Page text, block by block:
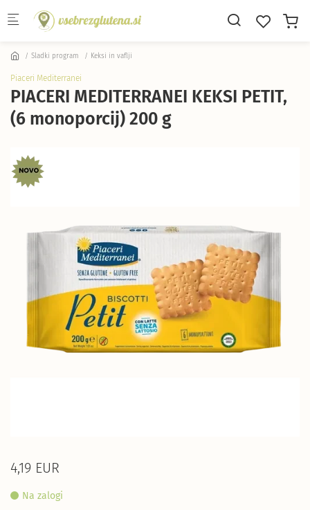
Skip to main content
Sladki program Keksi in vaflji
Piaceri Mediterranei
PIACERI MEDITERRANEI KEKSI PETIT,
(6 monoporcij) 200 g
4,19 EUR
Na zalogi